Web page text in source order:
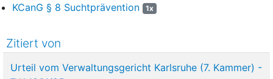
KCanG § 8 Suchtprävention 1x
Zitiert von
Urteil vom Verwaltungsgericht Karlsruhe (7. Kammer) -